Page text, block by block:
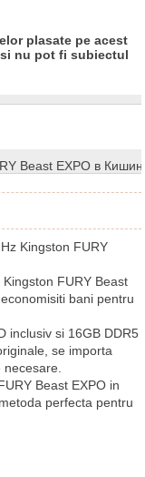
plasate pe acest
nu pot fi subiectul
Beast EXPO в
Kingston FURY
FURY Beast
bani pentru
inclusiv si 16GB DDR5
se importa
Beast EXPO in
perfecta pentru